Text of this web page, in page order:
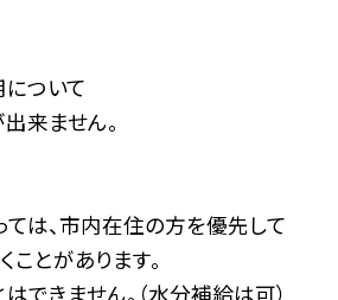
ついて
来ません。
ては、市内在住の方を優先して
とがあります。
できません。（水分補給は可）